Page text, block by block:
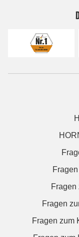
Fragen
Fragen
Fragen zum